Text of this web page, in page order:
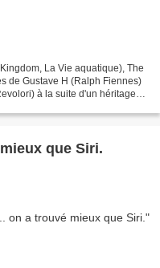
La Vie aquatique), The
de Gustave H (Ralph Fiennes)
à la suite d'un héritage
que Siri.